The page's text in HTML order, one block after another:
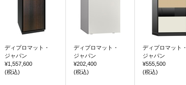
ディプロマット・
ジャパン
¥1,557,600
(税込)
ディプロマット・
ジャパン
¥202,400
(税込)
ディプロマット・
ジャパン
¥555,500
(税込)